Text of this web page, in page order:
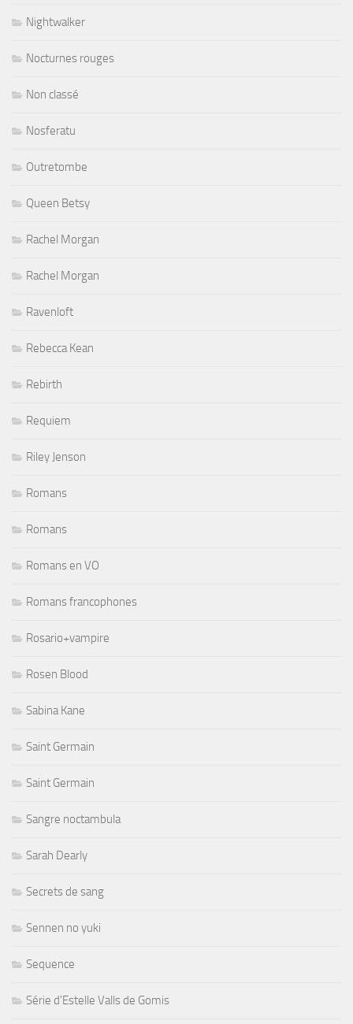
Nightwalker
Nocturnes rouges
Non classé
Nosferatu
Outretombe
Queen Betsy
Rachel Morgan
Rachel Morgan
Ravenloft
Rebecca Kean
Rebirth
Requiem
Riley Jenson
Romans
Romans
Romans en VO
Romans francophones
Rosario+vampire
Rosen Blood
Sabina Kane
Saint Germain
Saint Germain
Sangre noctambula
Sarah Dearly
Secrets de sang
Sennen no yuki
Sequence
Série d'Estelle Valls de Gomis